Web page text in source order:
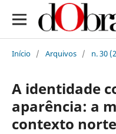
Início / Arquivos / n. 30
A identidade
aparência: a
contexto